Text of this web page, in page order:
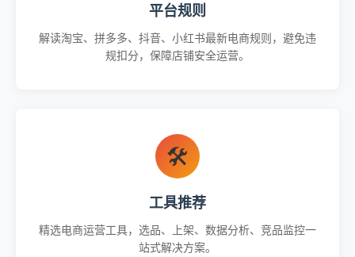
平台规则
解读淘宝、拼多多、抖音、小红书最新电商规则，避免违
规扣分，保障店铺安全运营。
🛠️
工具推荐
精选电商运营工具，选品、上架、数据分析、竞品监控一
站式解决方案。